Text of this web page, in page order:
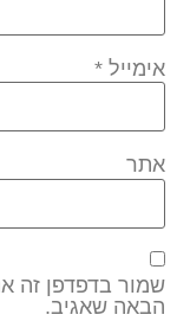
אימייל *
אתר
שמור בדפדפן זה
הבאה שאגיב.